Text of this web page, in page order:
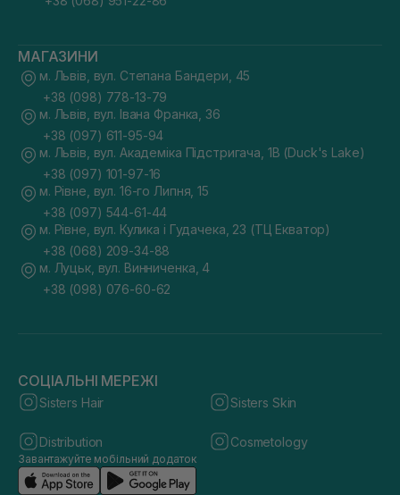
МАГАЗИНИ
м. Львів, вул. Степана Бандери, 45
+38 (098) 778-13-79
м. Львів, вул. Івана Франка, 36
+38 (097) 611-95-94
м. Львів, вул. Академіка Підстригача, 1В (Duck's Lake)
+38 (097) 101-97-16
м. Рівне, вул. 16-го Липня, 15
+38 (097) 544-61-44
м. Рівне, вул. Кулика і Гудачека, 23 (ТЦ Екватор)
+38 (068) 209-34-88
м. Луцьк, вул. Винниченка, 4
+38 (098) 076-60-62
СОЦІАЛЬНІ МЕРЕЖІ
Sisters Hair Sisters Skin
Distribution Cosmetology
Завантажуйте мобільний додаток